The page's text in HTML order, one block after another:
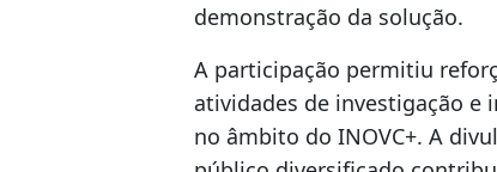
demonstração da solução.
A participação permitiu
atividades de investigação e
no âmbito do INOVC+. A